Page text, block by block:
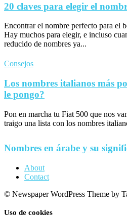
20 claves para elegir el
Encontrar el nombre perfecto para el
Hay muchos para elegir, e incluso
reducido de nombres ya...
Consejos
Los nombres italianos más
le pongo?
Pon en marcha tu Fiat 500 que nos
traigo una lista con los nombres
Nombres en árabe y su
About
Contact
© Newspaper WordPress Theme by
Uso de cookies